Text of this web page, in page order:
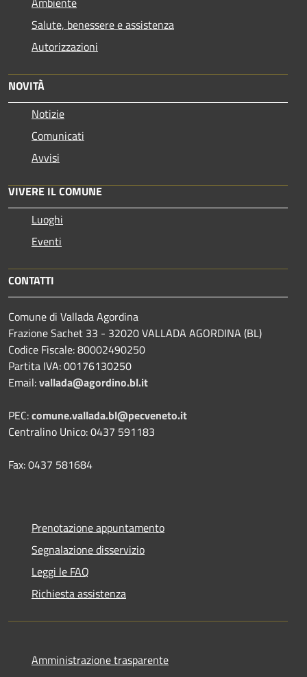
Salute, benessere e assistenza
Autorizzazioni
NOVITÀ
Notizie
Comunicati
Avvisi
VIVERE IL COMUNE
Luoghi
Eventi
CONTATTI
Comune di Vallada Agordina
Frazione Sachet 33 - 32020 VALLADA AGORDINA (BL)
Codice Fiscale: 80002490250
Partita IVA: 00176130250
Email:vallada@agordino.bl.it
PEC:comune.vallada.bl@pecveneto.it
Centralino Unico: 0437 591183
Fax: 0437 581684
Prenotazione appuntamento
Segnalazione disservizio
Leggi le FAQ
Richiesta assistenza
Amministrazione trasparente